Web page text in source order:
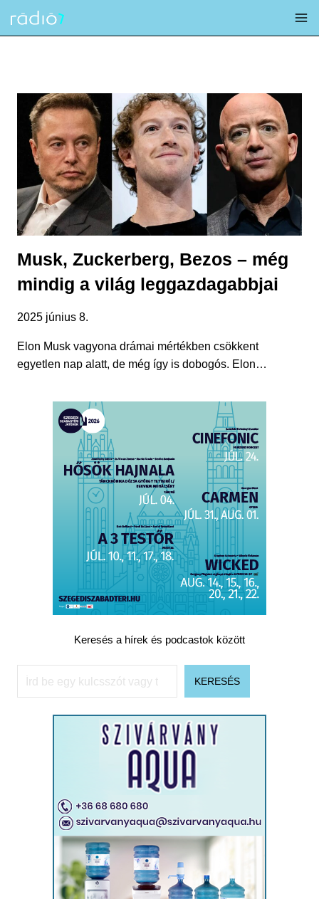
Musk, Zuckerberg, Bezos – még
mindig a világ leggazdagabbjai
2025 június 8.
Elon Musk vagyona drámai mértékben csökkent
egyetlen nap alatt, de még így is dobogós. Elon…
Keresés a hírek és podcastok között
Keresés
KERESÉS